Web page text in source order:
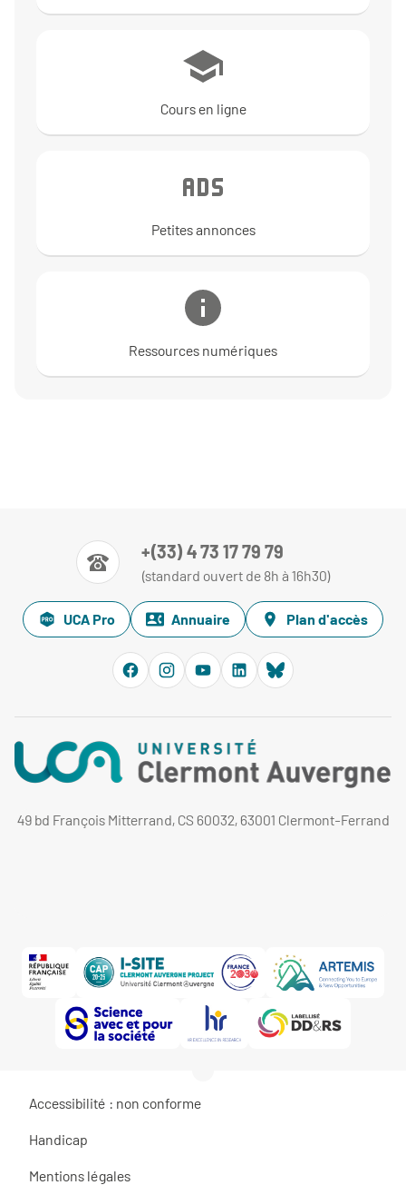
Cours en ligne
Petites annonces
Ressources numériques
+(33) 4 73 17 79 79
(standard ouvert de 8h à 16h30)
UCA Pro Annuaire Plan d'accès
49 bd François Mitterrand, CS 60032, 63001 Clermont-Ferrand
Accessibilité : non conforme
Handicap
Mentions légales